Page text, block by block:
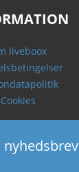
liveboox
Cookies